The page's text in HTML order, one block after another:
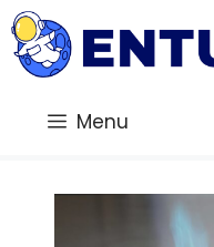
Saltar
al
contenido
Menu